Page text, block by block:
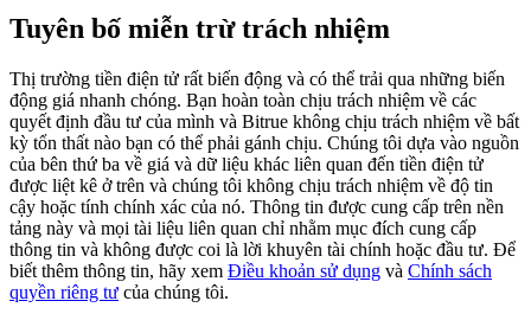
Share 500000 CASHCAT prize pool
Exclusive for BitMart Users
Register & Trade to Win 500,000 USDT
Precious Metals Trading Carnival
Tuyên bố miễn trừ trách nhiệm
Thị trường tiền điện tử rất biến động và có thể trải qua những biến
động giá nhanh chóng. Bạn hoàn toàn chịu trách nhiệm về các
quyết định đầu tư của mình và Bitrue không chịu trách nhiệm về bất
kỳ tổn thất nào bạn có thể phải gánh chịu. Chúng tôi dựa vào nguồn
của bên thứ ba về giá và dữ liệu khác liên quan đến tiền điện tử
được liệt kê ở trên và chúng tôi không chịu trách nhiệm về độ tin
cậy hoặc tính chính xác của nó. Thông tin được cung cấp trên nền
tảng này và mọi tài liệu liên quan chỉ nhằm mục đích cung cấp
thông tin và không được coi là lời khuyên tài chính hoặc đầu tư. Để
biết thêm thông tin, hãy xem Điều khoản sử dụng và Chính sách
quyền riêng tư của chúng tôi.